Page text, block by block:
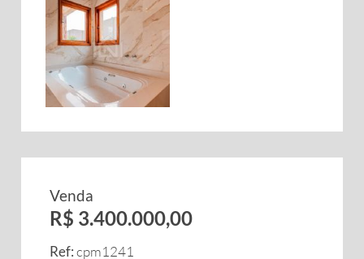
Venda
R$ 3.400.000,00
Ref:cpm1241